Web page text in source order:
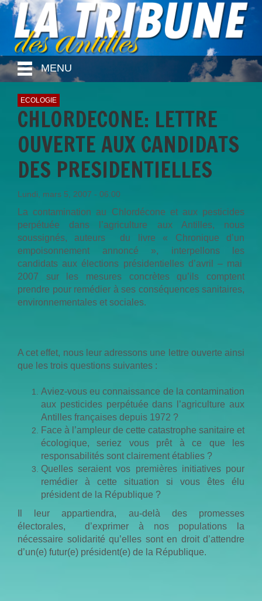
MENU
ECOLOGIE
CHLORDECONE: LETTRE
OUVERTE AUX CANDIDATS
DES PRESIDENTIELLES
Lundi, mars 5, 2007 - 06:00
La contamination au Chlordécone et aux pesticides
perpétuée dans l’agriculture aux Antilles, nous
soussignés, auteurs du livre « Chronique d’un
empoisonnement annoncé », interpellons les
candidats aux élections présidentielles d’avril – mai
2007 sur les mesures concrètes qu’ils comptent
prendre pour remédier à ses conséquences sanitaires,
environnementales et sociales.
A cet effet, nous leur adressons une lettre ouverte ainsi
que les trois questions suivantes :
Aviez-vous eu connaissance de la contamination
aux pesticides perpétuée dans l’agriculture aux
Antilles françaises depuis 1972 ?
Face à l’ampleur de cette catastrophe sanitaire et
écologique, seriez vous prêt à ce que les
responsabilités sont clairement établies ?
Quelles seraient vos premières initiatives pour
remédier à cette situation si vous êtes élu
président de la République ?
Il leur appartiendra, au-delà des promesses
électorales, d’exprimer à nos populations la
nécessaire solidarité qu’elles sont en droit d’attendre
d’un(e) futur(e) président(e) de la République.